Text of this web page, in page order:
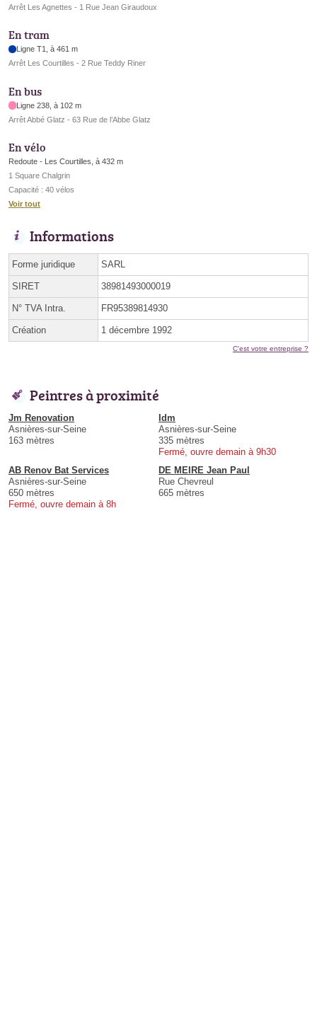
Arrêt Les Agnettes - 1 Rue Jean Giraudoux
En tram
Ligne T1, à 461 m
Arrêt Les Courtilles - 2 Rue Teddy Riner
En bus
Ligne 238, à 102 m
Arrêt Abbé Glatz - 63 Rue de l’Abbe Glatz
En vélo
Redoute - Les Courtilles, à 432 m
1 Square Chalgrin
Capacité : 40 vélos
Voir tout
Informations
Forme juridique SARL
SIRET 38981493000019
N° TVA Intra. FR95389814930
Création 1 décembre 1992
C'est votre entreprise ?
Peintres à proximité
Jm Renovation
Asnières-sur-Seine
163 mètres
Idm
Asnières-sur-Seine
335 mètres
Fermé, ouvre demain à 9h30
AB Renov Bat Services
Asnières-sur-Seine
650 mètres
Fermé, ouvre demain à 8h
DE MEIRE Jean Paul
Rue Chevreul
665 mètres